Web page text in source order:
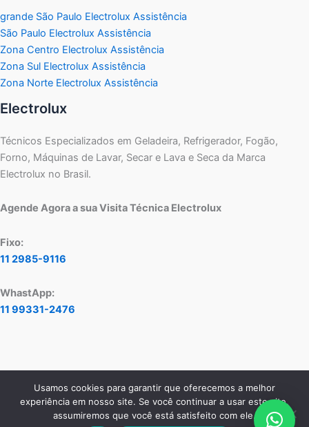
grande São Paulo Electrolux Assistência
São Paulo Electrolux Assistência
Zona Centro Electrolux Assistência
Zona Sul Electrolux Assistência
Zona Norte Electrolux Assistência
Electrolux
Técnicos Especializados em Geladeira, Refrigerador, Fogão,
Forno, Máquinas de Lavar, Secar e Lava e Seca da Marca
Electrolux no Brasil.
Agende Agora a sua Visita Técnica Electrolux
Fixo:
11 2985-9116
WhastApp:
11 99331-2476
Copyright © 2026 Assistência Técnica Electrolux - Central de
Atendimento:11 2985-9116- WhatsApp: 11 99331-2476
Usamos cookies para garantir que oferecemos a melhor
experiência em nosso site. Se você continuar a usar este site,
assumiremos que você está satisfeito com ele.